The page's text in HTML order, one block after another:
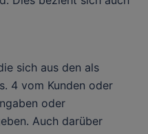
sich aus den als
4 vom Kunden oder
oder
Auch darüber